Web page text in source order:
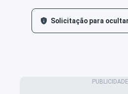
Solicitação para